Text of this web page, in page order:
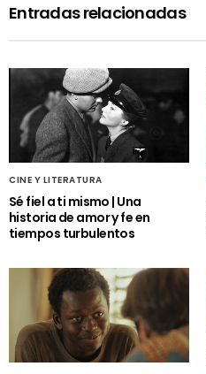
Entradas relacionadas
CINE Y LITERATURA
Sé fiel a ti mismo | Una
historia de amor y fe en
tiempos turbulentos